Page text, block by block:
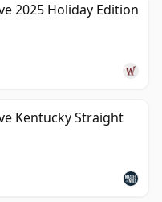
2025 Holiday Edition
Kentucky Straight